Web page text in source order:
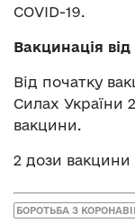
COVID-19.
Вакцинація від
Від початку
Силах України
вакцини.
2 дози вакцини
БОРОТЬБА З